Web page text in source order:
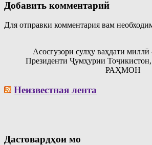
Добавить комментарий
Для отправки комментария вам
Асосгузори сулҳу ваҳдати
Президенти Ҷумҳурии
РАҲМОН
Неизвестная лента
Дастовардҳои мо